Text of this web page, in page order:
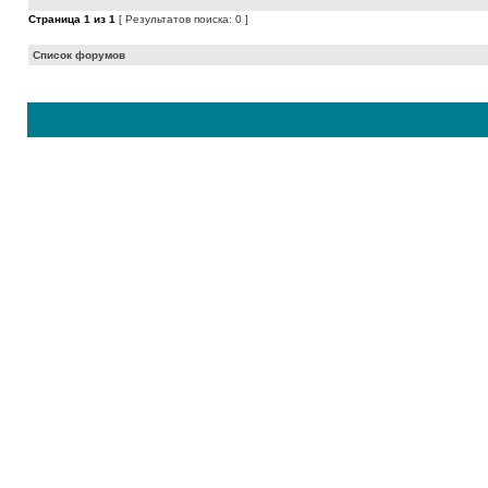
Страница 1 из 1 [ Результатов поиска: 0 ]
Список форумов